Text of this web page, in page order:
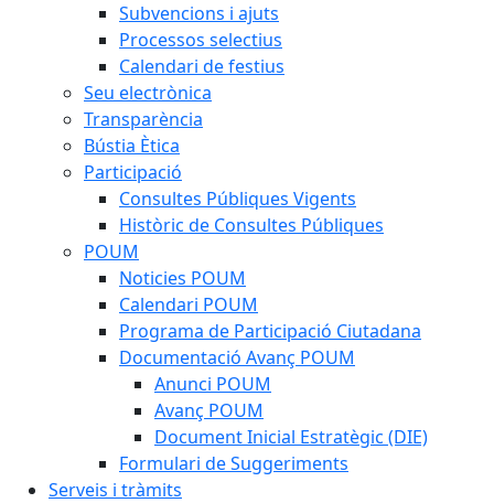
Subvencions i ajuts
Processos selectius
Calendari de festius
Seu electrònica
Transparència
Bústia Ètica
Participació
Consultes Públiques Vigents
Històric de Consultes Públiques
POUM
Noticies POUM
Calendari POUM
Programa de Participació Ciutadana
Documentació Avanç POUM
Anunci POUM
Avanç POUM
Document Inicial Estratègic (DIE)
Formulari de Suggeriments
Serveis i tràmits